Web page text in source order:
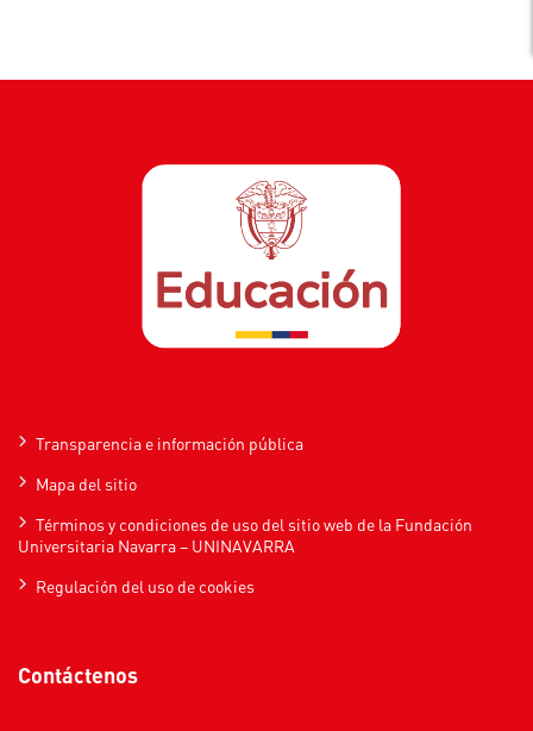
Transparencia e información pública
Mapa del sitio
Términos y condiciones de uso del sitio web de la Fundación
Universitaria Navarra – UNINAVARRA
Regulación del uso de cookies
Contáctenos